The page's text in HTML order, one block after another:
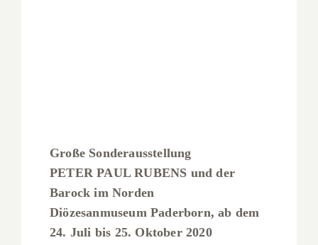
Große Sonderausstellung
PETER PAUL RUBENS und der
Barock im Norden
Diözesanmuseum Paderborn, ab dem
24. Juli bis 25. Oktober 2020